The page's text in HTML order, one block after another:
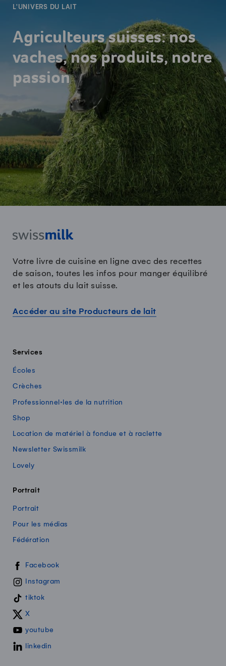
L'UNIVERS DU LAIT
Agriculteurs suisses: nos
vaches, nos produits, notre
passion
Votre livre de cuisine en ligne avec des recettes
de saison, toutes les infos pour manger équilibré
et les atouts du lait suisse.
Accéder au site Producteurs de lait
Services
Écoles
Crèches
Professionnel·les de la nutrition
Shop
Location de matériel à fondue et à raclette
Newsletter Swissmilk
Lovely
Portrait
Portrait
Pour les médias
Fédération
Swissmilk sur les réseaux sociaux
Facebook
Instagram
tiktok
X
youtube
linkedin